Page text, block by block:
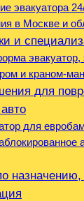
эвакуатора
в Москве и
и
эвакуатор,
и краном-
для
для
назначению,